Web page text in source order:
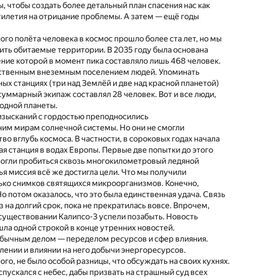
чтобы создать более детальный план спасения нас как
на отрицание проблемы. А затем — ещё годы
полёта человека в космос прошло более ста лет, но мы
обитаемые территории. В 2035 году была основана
которой в момент пика составляло лишь 468 человек.
внеземным поселением людей. Упоминать
станциях (три над Землёй и две над красной планетой)
экипаж составлял 28 человек. Вот и все люди,
планеты.
с гордостью преподносились
мирам солнечной системы. Но они не смогли
вглубь космоса. В частности, в сороковых годах начала
станция в водах Европы. Первые две попытки до этого
пробиться сквозь многокилометровый ледяной
миссия всё же достигла цели. Что мы получили
снимков святящихся микроорганизмов. Конечно,
оказалось, что это была единственная удача. Связь
на долгий срок, пока не прекратилась вовсе. Впрочем,
Калипсо-3 успели позабыть. Новость
одной строкой в конце утренних новостей.
делом — переделом ресурсов и сфер влияния.
и влиянии на него добычи энергоресурсов.
не было особой разницы, что обсуждать на своих кухнях.
с небес, дабы призвать на страшный суд всех